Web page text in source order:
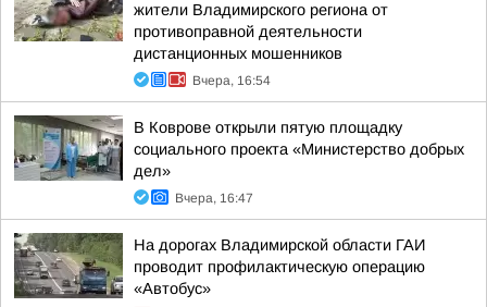
жители Владимирского региона от
противоправной деятельности
дистанционных мошенников
Вчера, 16:54
В Коврове открыли пятую площадку
социального проекта «Министерство добрых
дел»
Вчера, 16:47
На дорогах Владимирской области ГАИ
проводит профилактическую операцию
«Автобус»